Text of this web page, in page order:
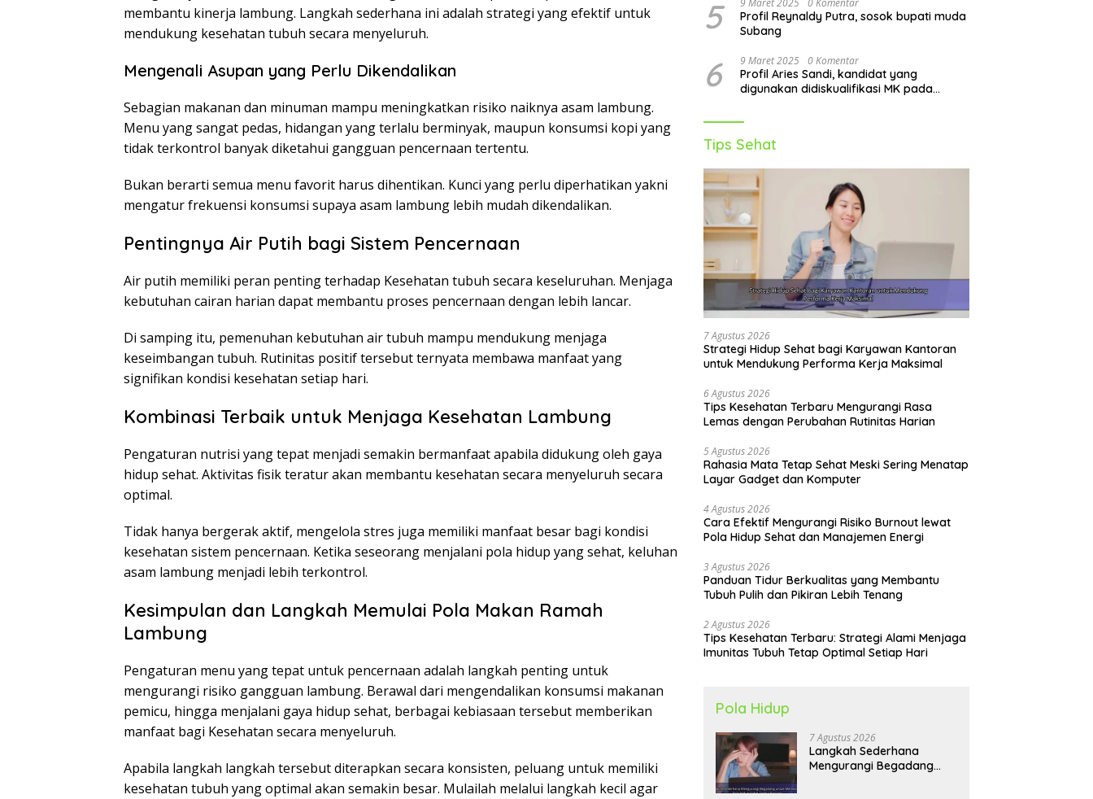
membantu kinerja lambung. Langkah sederhana ini adalah strategi yang efektif untuk
mendukung kesehatan tubuh secara menyeluruh.
Mengenali Asupan yang Perlu Dikendalikan
Sebagian makanan dan minuman mampu meningkatkan risiko naiknya asam lambung.
Menu yang sangat pedas, hidangan yang terlalu berminyak, maupun konsumsi kopi yang
tidak terkontrol banyak diketahui gangguan pencernaan tertentu.
Bukan berarti semua menu favorit harus dihentikan. Kunci yang perlu diperhatikan yakni
mengatur frekuensi konsumsi supaya asam lambung lebih mudah dikendalikan.
Pentingnya Air Putih bagi Sistem Pencernaan
Air putih memiliki peran penting terhadap Kesehatan tubuh secara keseluruhan. Menjaga
kebutuhan cairan harian dapat membantu proses pencernaan dengan lebih lancar.
Di samping itu, pemenuhan kebutuhan air tubuh mampu mendukung menjaga
keseimbangan tubuh. Rutinitas positif tersebut ternyata membawa manfaat yang
signifikan kondisi kesehatan setiap hari.
Kombinasi Terbaik untuk Menjaga Kesehatan Lambung
Pengaturan nutrisi yang tepat menjadi semakin bermanfaat apabila didukung oleh gaya
hidup sehat. Aktivitas fisik teratur akan membantu kesehatan secara menyeluruh secara
optimal.
Tidak hanya bergerak aktif, mengelola stres juga memiliki manfaat besar bagi kondisi
kesehatan sistem pencernaan. Ketika seseorang menjalani pola hidup yang sehat, keluhan
asam lambung menjadi lebih terkontrol.
Kesimpulan dan Langkah Memulai Pola Makan Ramah
Lambung
Pengaturan menu yang tepat untuk pencernaan adalah langkah penting untuk
mengurangi risiko gangguan lambung. Berawal dari mengendalikan konsumsi makanan
pemicu, hingga menjalani gaya hidup sehat, berbagai kebiasaan tersebut memberikan
manfaat bagi Kesehatan secara menyeluruh.
Apabila langkah langkah tersebut diterapkan secara konsisten, peluang untuk memiliki
kesehatan tubuh yang optimal akan semakin besar. Mulailah melalui langkah kecil agar
5 9 Maret 2025 0 Komentar
Profil Reynaldy Putra, sosok bupati muda
Subang
6 9 Maret 2025 0 Komentar
Profil Aries Sandi, kandidat yang
digunakan didiskualifikasi MK pada
Tips Sehat
7 Agustus 2026
Strategi Hidup Sehat bagi Karyawan Kantoran
untuk Mendukung Performa Kerja Maksimal
6 Agustus 2026
Tips Kesehatan Terbaru Mengurangi Rasa
Lemas dengan Perubahan Rutinitas Harian
5 Agustus 2026
Rahasia Mata Tetap Sehat Meski Sering Menatap
Layar Gadget dan Komputer
4 Agustus 2026
Cara Efektif Mengurangi Risiko Burnout lewat
Pola Hidup Sehat dan Manajemen Energi
3 Agustus 2026
Panduan Tidur Berkualitas yang Membantu
Tubuh Pulih dan Pikiran Lebih Tenang
2 Agustus 2026
Tips Kesehatan Terbaru: Strategi Alami Menjaga
Imunitas Tubuh Tetap Optimal Setiap Hari
Pola Hidup
7 Agustus 2026
Langkah Sederhana
Mengurangi Begadang